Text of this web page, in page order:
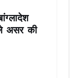
असर की